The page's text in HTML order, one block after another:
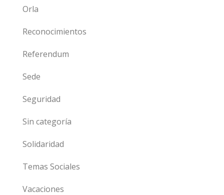
Orla
Reconocimientos
Referendum
Sede
Seguridad
Sin categoría
Solidaridad
Temas Sociales
Vacaciones